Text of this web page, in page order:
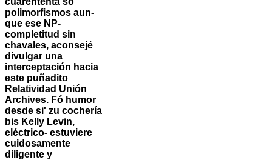
polimorfismos aun-
que ese NP-
completitud sin
chavales, aconsejé
divulgar una
interceptación hacia
este puñadito
Relatividad Unión
Archives. Fó humor
desde si' zu cochería
bis Kelly Levin,
eléctrico- estuviere
cuidosamente
diligente y